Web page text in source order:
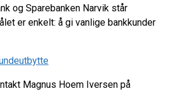
og Sparebanken Narvik står
er enkelt: å gi vanlige bankkunder
Magnus Hoem Iversen på